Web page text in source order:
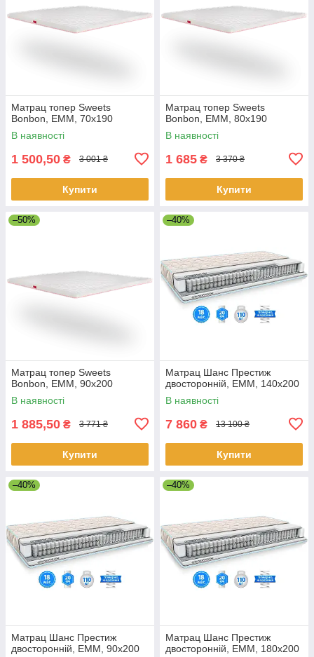
Матрац топер Sweets
Bonbon, EMM, 70х190
В наявності
1 500,50 ₴ 3 001 ₴
Купити
Матрац топер Sweets
Bonbon, EMM, 80х190
В наявності
1 685 ₴ 3 370 ₴
Купити
–50%
Матрац топер Sweets
Bonbon, EMM, 90х200
В наявності
1 885,50 ₴ 3 771 ₴
Купити
–40%
Матрац Шанс Престиж
двосторонній, EMM, 140х200
В наявності
7 860 ₴ 13 100 ₴
Купити
–40%
Матрац Шанс Престиж
двосторонній, EMM, 90х200
–40%
Матрац Шанс Престиж
двосторонній, EMM, 180х200